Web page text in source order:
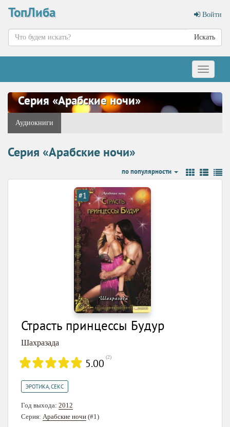
ТопЛиба Войти
Искать
Меню
Серия «Арабские ночи»
Аудиокниги
Серия «Арабские ночи»
по популярности
#1
Страсть принцессы Будур
Шахразада
5.00 (2)
ЭРОТИКА, СЕКС
Год выхода: 2012
Серия: Арабские ночи (#1)